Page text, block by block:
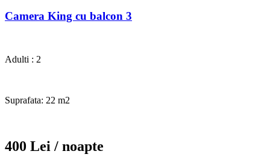
Camera King cu balcon 3
Adulti : 2
Suprafata: 22 m2
400 Lei / noapte